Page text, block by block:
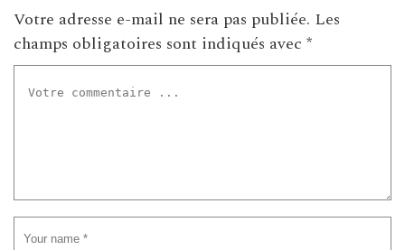
Votre adresse e-mail ne sera pas publiée. Les
champs obligatoires sont indiqués avec *